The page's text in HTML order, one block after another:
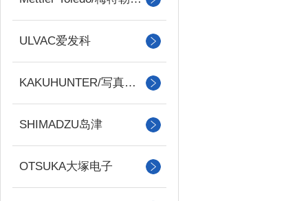
ULVAC爱发科
KAKUHUNTER/写真化学
SHIMADZU岛津
OTSUKA大塚电子